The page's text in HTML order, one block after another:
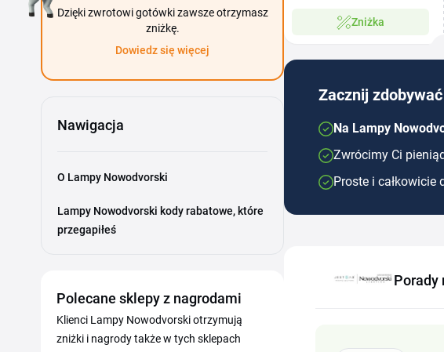
Dzięki zwrotowi gotówki zawsze otrzymasz
zniżkę.
Dowiedz się więcej
Nawigacja
O Lampy Nowodvorski
Lampy Nowodvorski kody rabatowe, które
przegapiłeś
Polecane sklepy z nagrodami
Klienci Lampy Nowodvorski otrzymują
zniżki i nagrody także w tych sklepach
Zniżka
Zacznij
Na Lampy
Zwrócimy Ci
Proste i całkowicie
Porady